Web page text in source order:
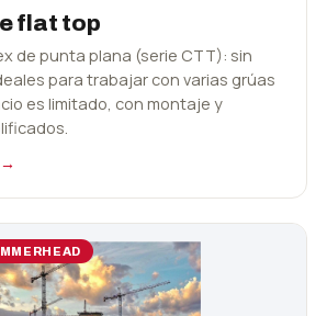
flat top
de punta plana (serie CTT): sin
para trabajar con varias grúas
es limitado, con montaje y
→